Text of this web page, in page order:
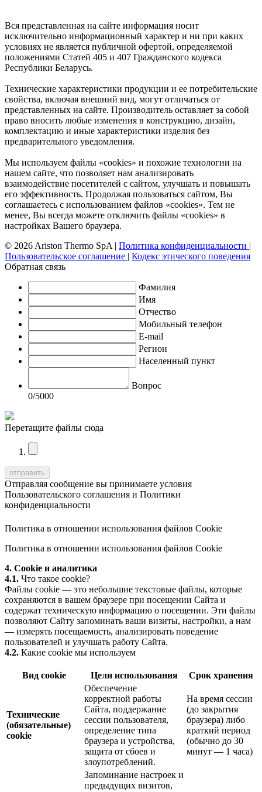
Вся представленная на сайте информация носит
исключительно информационный характер и ни при каких
условиях не является публичной офертой, определяемой
положениями Статей 405 и 407 Гражданского кодекса
Республики Беларусь.
Технические характеристики продукции и ее потребительские
свойства, включая внешний вид, могут отличаться от
представленных на сайте. Производитель оставляет за собой
право вносить любые изменения в конструкцию, дизайн,
комплектацию и иные характеристики изделия без
предварительного уведомления.
Мы используем файлы «cookies» и похожие технологии на
нашем сайте, что позволяет нам анализировать
взаимодействие посетителей с сайтом, улучшать и повышать
его эффективность. Продолжая пользоваться сайтом, Вы
соглашаетесь с использованием файлов «cookies». Тем не
менее, Вы всегда можете отключить файлы «cookies» в
настройках Вашего браузера.
© 2026 Ariston Thermo SpA | Политика конфиденциальности |
Пользовательское соглашение | Кодекс этического поведения
Обратная связь
Фамилия
Имя
Отчество
Мобильный телефон
E-mail
Регион
Населенный пункт
Вопрос
0/5000
Перетащите файлы сюда
Отправляя сообщение вы принимаете условия
Пользовательского соглашения и Политики
конфиденциальности
Политика в отношении использования файлов Cookie
Политика в отношении использования файлов Cookie
4. Cookie и аналитика
4.1. Что такое cookie?
Файлы cookie — это небольшие текстовые файлы, которые
сохраняются в вашем браузере при посещении Сайта и
содержат техническую информацию о посещении. Эти файлы
позволяют Сайту запоминать ваши визиты, настройки, а нам
— измерять посещаемость, анализировать поведение
пользователей и улучшать работу Сайта.
4.2. Какие cookie мы используем
Вид cookie Цели использования Срок хранения
Технические
(обязательные)
cookie
Обеспечение
корректной работы
Сайта, поддержание
сессии пользователя,
определение типа
браузера и устройства,
защита от сбоев и
злоупотреблений.
На время сессии
(до закрытия
браузера) либо
краткий период
(обычно до 30
минут — 1 часа)
Запоминание настроек и
предыдущих визитов,